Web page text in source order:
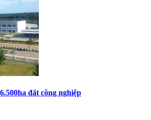
đất công nghiệp